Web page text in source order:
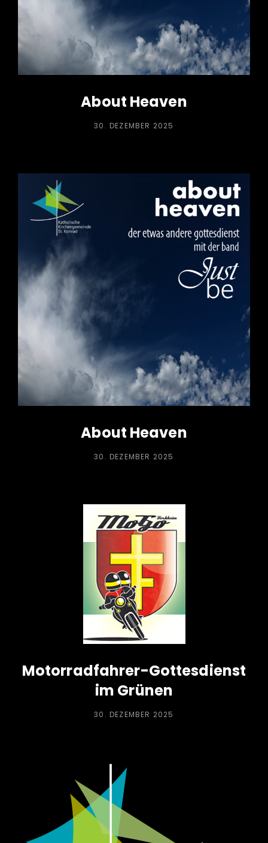
About Heaven
POSTED
30. DEZEMBER 2025
About Heaven
POSTED
30. DEZEMBER 2025
Motorradfahrer-Gottesdienst
im Grünen
POSTED
30. DEZEMBER 2025